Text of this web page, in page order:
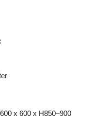
x 600 x H850–900